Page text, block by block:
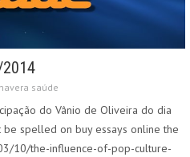
saúde
do Vânio de Oliveira do dia
spelled on buy essays online the
10/the-influence-of-pop-culture-